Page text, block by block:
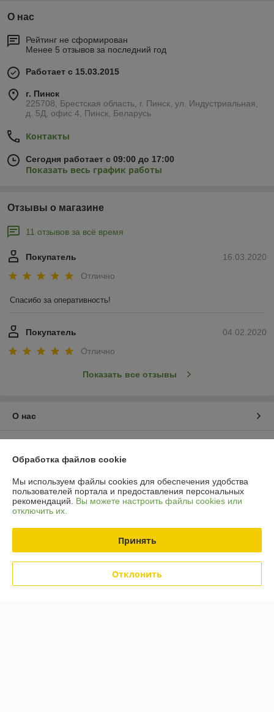
О нас
Рейтинг не сформирован
Менее 5 отзывов за последний год
Работает с 15.03.2015
г. Пинск
225708, Брестская область, г. Пинск, ул. Индустриальная,
д. 5Д, офис 4, Пинск, Беларусь
Контакты
Сегодня работает с 09:00 до 17:00
Показать весь график работы
Отзывы о магазине
11 отзывов за всё время
16.03.2020
Покупатель
Отлично
Спасибо за оперативность!
04.02.2020
Покупатель
Отлично
Показать все отзывы
О нас
График работы
Полная версия сайта
Политика обработки cookies
Сайт создан на платформе Deal.by
Обработка файлов cookie
Мы используем файлы cookies для обеспечения удобства
пользователей портала и предоставления персональных
рекомендаций. Вы можете настроить файлы cookies или
отключить их.
Принять
Отклонить